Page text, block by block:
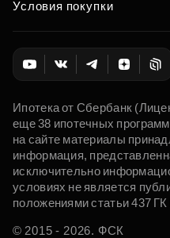
Условия покупки
Ипотека от Сбербанк
еще 38 ипотечных
на сайте материалы
информация,
исключительно
условиях не является
положениями статьи 437
© 2015 - 2026. ФСК